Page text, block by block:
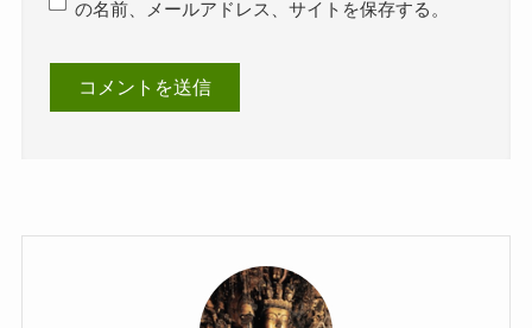
の名前、メールアドレス、サイトを保存する。